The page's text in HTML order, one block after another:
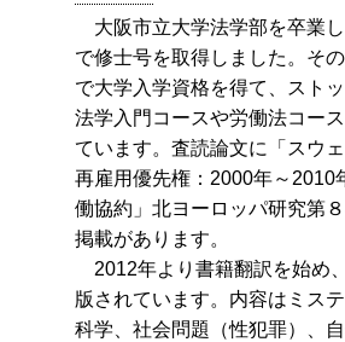
大阪市立大学法学部を卒業
で修士号を取得しました。そ
で大学入学資格を得て、スト
法学入門コースや労働法コー
ています。査読論文に「スウ
再雇用優先権：2000年～2010
働協約」北ヨーロッパ研究第
掲載があります。
2012年より書籍翻訳を始め
版されています。内容はミス
科学、社会問題（性犯罪）、